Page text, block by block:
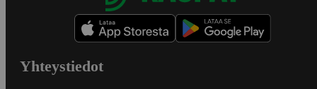
Yhteystiedot